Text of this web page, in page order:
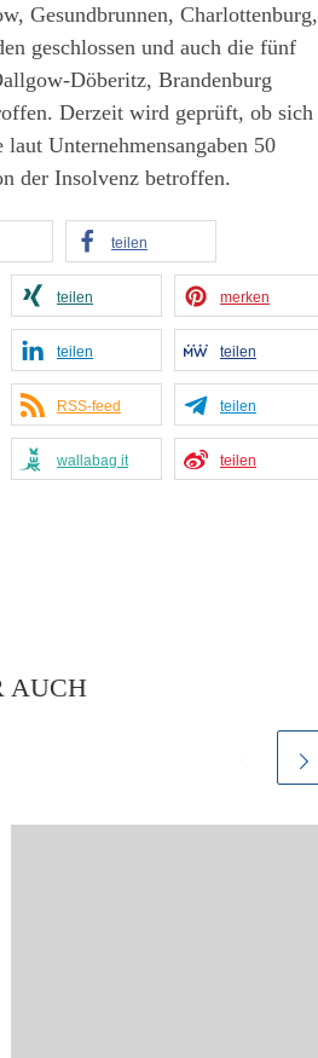
Gesundbrunnen, Charlottenburg,
geschlossen und auch die fünf
Döberitz, Brandenburg
Derzeit wird geprüft, ob sich
Unternehmensangaben 50
der Insolvenz betroffen.
teilen
teilen merken
teilen teilen
RSS-feed teilen
wallabag it teilen
AUCH